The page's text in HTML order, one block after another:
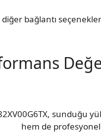
diğer bağlantı
sunduğu
hem de